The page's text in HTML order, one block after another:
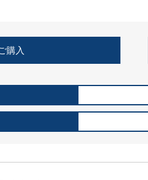
住宅使用部材標準化推進協議会
購入